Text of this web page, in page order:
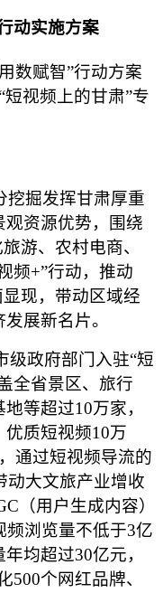
动实施方案
赋智”行动方案
短视频上的甘肃”专
掘发挥甘肃厚重
资源优势，围绕
游、农村电商、
频+”行动，推动
现，带动区域经
展新名片。
政府部门入驻“短
全省景区、旅行
等超过10万家，
优质短视频10万
通过短视频导流的
动大文旅产业增收
（用户生成内容）
频浏览量不低于3亿
均超过30亿元，
500个网红品牌、